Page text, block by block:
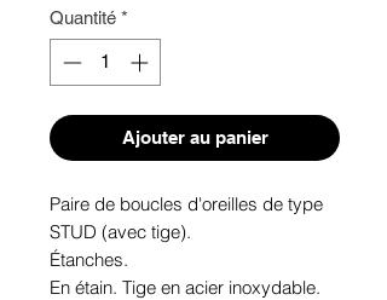
Quantité *
Ajouter au panier
Paire de boucles d'oreilles de type
STUD (avec tige).
Étanches.
En étain. Tige en acier inoxydable.